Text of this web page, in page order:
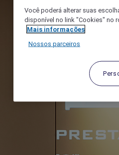
Você poderá alterar suas
disponível no link "Cookies" no
Mais informações
Nossos parceiros